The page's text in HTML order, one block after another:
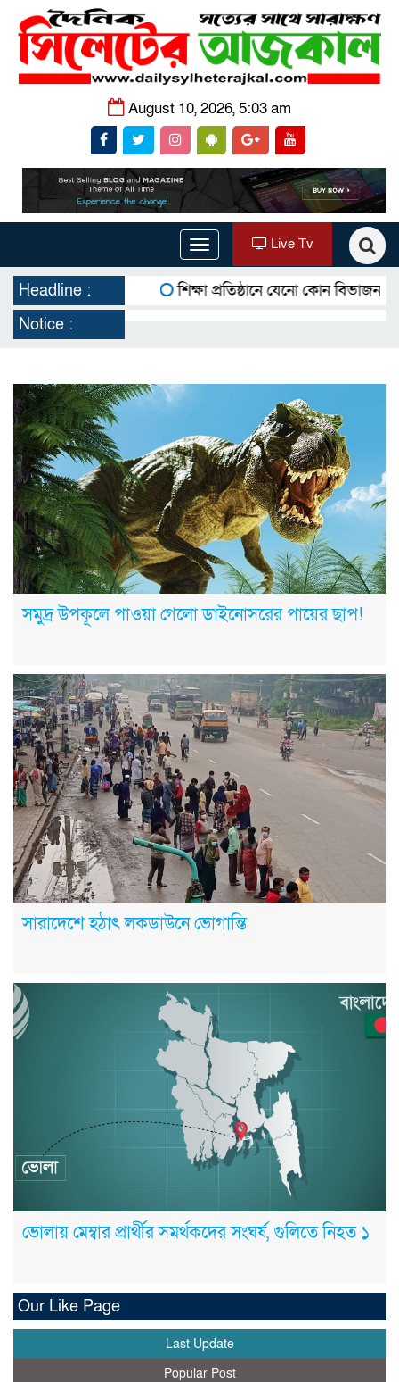
August 10, 2026, 5:03 am
Toggle
navigation
Live Tv
Headline :
শিক্ষা প্রতিষ্ঠানে যেনো কোন বিভাজন না
Notice :
সমুদ্র উপকূলে পাওয়া গেলো ডাইনোসরের পায়ের ছাপ!
সারাদেশে হঠাৎ লকডাউনে ভোগান্তি
ভোলায় মেম্বার প্রার্থীর সমর্থকদের সংঘর্ষ, গুলিতে নিহত ১
Our Like Page
Last Update
Popular Post